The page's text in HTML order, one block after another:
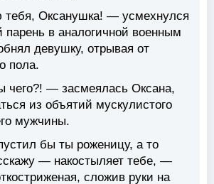
Оксанушка! — усмехнулся
парень в аналогичной военным
девушку, отрывая от
пола.
— засмеялась Оксана,
из объятий мускулистого
мужчины.
бы ты роженицу, а то
— накостыляет тебе, —
сложив руки на